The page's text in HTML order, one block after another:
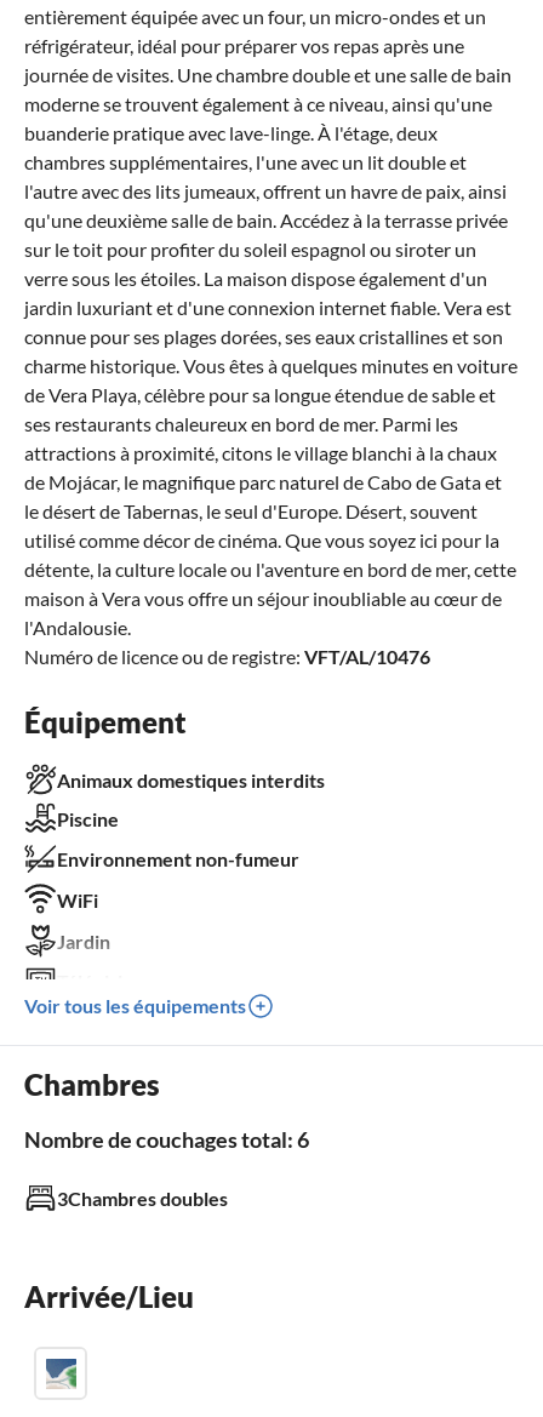
entièrement équipée avec un four, un micro-ondes et un
réfrigérateur, idéal pour préparer vos repas après une
journée de visites. Une chambre double et une salle de bain
moderne se trouvent également à ce niveau, ainsi qu'une
buanderie pratique avec lave-linge. À l'étage, deux
chambres supplémentaires, l'une avec un lit double et
l'autre avec des lits jumeaux, offrent un havre de paix, ainsi
qu'une deuxième salle de bain. Accédez à la terrasse privée
sur le toit pour profiter du soleil espagnol ou siroter un
verre sous les étoiles. La maison dispose également d'un
jardin luxuriant et d'une connexion internet fiable. Vera est
connue pour ses plages dorées, ses eaux cristallines et son
charme historique. Vous êtes à quelques minutes en voiture
de Vera Playa, célèbre pour sa longue étendue de sable et
ses restaurants chaleureux en bord de mer. Parmi les
attractions à proximité, citons le village blanchi à la chaux
de Mojácar, le magnifique parc naturel de Cabo de Gata et
le désert de Tabernas, le seul d'Europe. Désert, souvent
utilisé comme décor de cinéma. Que vous soyez ici pour la
détente, la culture locale ou l'aventure en bord de mer, cette
maison à Vera vous offre un séjour inoubliable au cœur de
l'Andalousie.
Numéro de licence ou de registre: VFT/AL/10476
Équipement
Animaux domestiques interdits
Piscine
Environnement non-fumeur
WiFi
Jardin
Terrasse
Extérieur
Salle de bain
WC pour invités 2
Voir tous les équipements
Chambres
Nombre de couchages total: 6
3Chambres doubles
Arrivée/Lieu